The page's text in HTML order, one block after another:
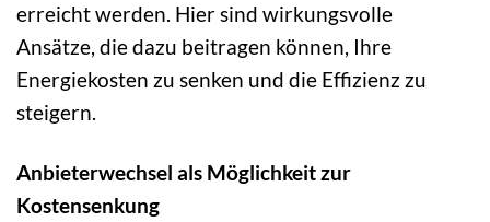
erreicht werden. Hier sind wirkungsvolle
Ansätze, die dazu beitragen können, Ihre
Energiekosten zu senken und die Effizienz zu
steigern.
Anbieterwechsel als Möglichkeit zur
Kostensenkung